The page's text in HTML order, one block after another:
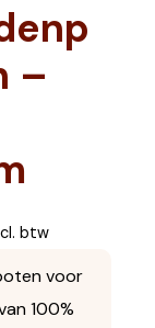
–
btw
voor
100%